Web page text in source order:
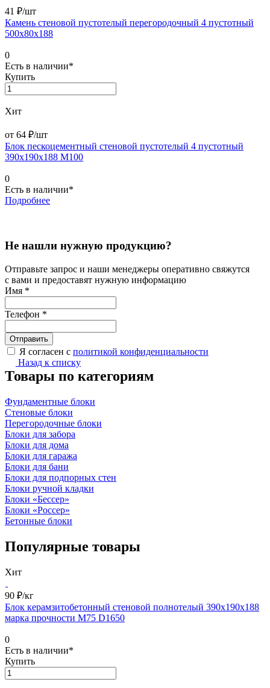
41 ₽/шт
Камень стеновой пустотелый перегородочный 4 пустотный
500х80х188
0
Есть в наличии*
Купить
Хит
от 64 ₽/шт
Блок пескоцементный стеновой пустотелый 4 пустотный
390х190х188 М100
0
Есть в наличии*
Подробнее
Не нашли нужную продукцию?
Отправьте запрос и наши менеджеры оперативно свяжутся
с вами и предоставят нужную информацию
Имя *
Телефон *
Я согласен с политикой конфиденциальности
Назад к списку
Товары по категориям
Фундаментные блоки
Стеновые блоки
Перегородочные блоки
Блоки для забора
Блоки для дома
Блоки для гаража
Блоки для бани
Блоки для подпорных стен
Блоки ручной кладки
Блоки «Бессер»
Блоки «Россер»
Бетонные блоки
Популярные товары
Хит
90 ₽/кг
Блок керамзитобетонный стеновой полнотелый 390х190х188
марка прочности М75 D1650
0
Есть в наличии*
Купить